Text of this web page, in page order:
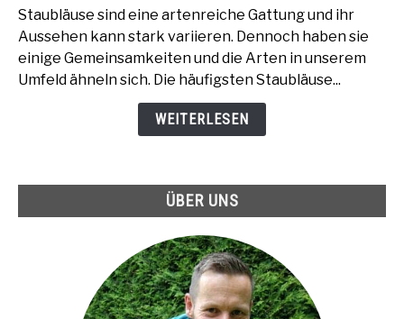
Aussehen
(Sind
sie
wirklich
Staubläuse sind eine artenreiche Gattung und ihr
Aussehen kann stark variieren. Dennoch haben sie
einige Gemeinsamkeiten und die Arten in unserem
Umfeld ähneln sich. Die häufigsten Staubläuse...
WEITERLESEN
ÜBER UNS